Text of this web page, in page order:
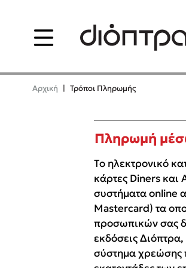
Δημοφιλή Βιβλία
Το ξενοδοχείο των
συναισθημάτων
Χάρης Πολίτης
Καθρέφτης
Sebastian Fitzek
Αρχική | Τρόποι Πληρωμής
Πληρωμή
Το ηλεκτρονικό
κάρτες Diners και
συστήματα online
Mastercard) τα
προσωπικών σας
εκδόσεις
σύστημα χρεώσης